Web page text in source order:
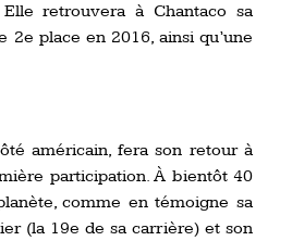
retrouvera à Chantaco sa
place en 2016, ainsi qu’une
américain, fera son retour à
participation. À bientôt 40
comme en témoigne sa
(la 19e de sa carrière) et son